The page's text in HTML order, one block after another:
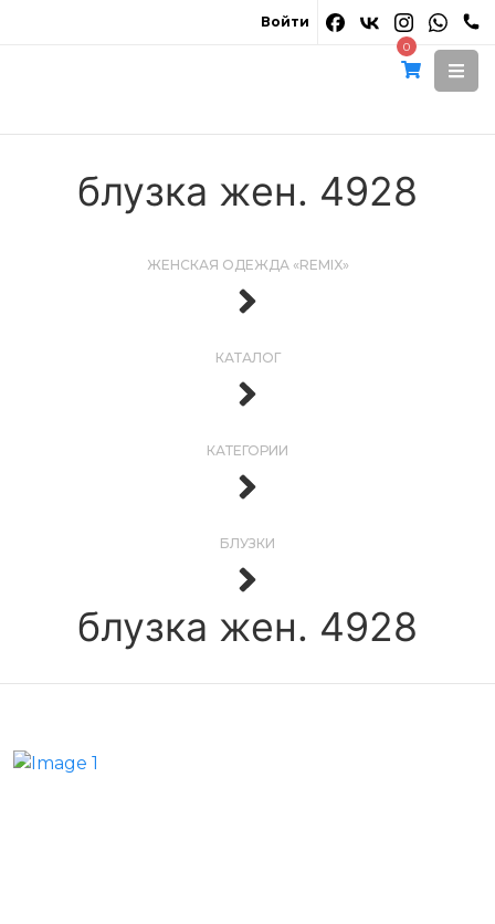
Войти
0
блузка жен. 4928
ЖЕНСКАЯ ОДЕЖДА «REMIX»
КАТАЛОГ
КАТЕГОРИИ
БЛУЗКИ
блузка жен. 4928